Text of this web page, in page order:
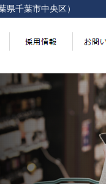
県千葉市中央区）